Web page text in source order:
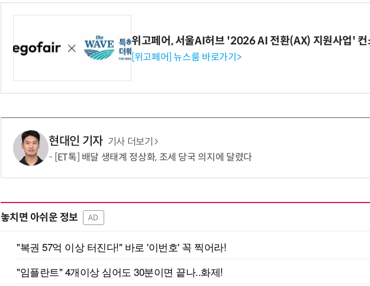
위고페어, 서울AI허브 '2026 AI 전환(AX) 지원사업' 컨
[위고페어] 뉴스룸 바로가기>
현대인 기자 기사 더보기
[ET톡] 배달 생태계 정상화, 조세 당국 의지에 달렸다
놓치면 아쉬운 정보 AD